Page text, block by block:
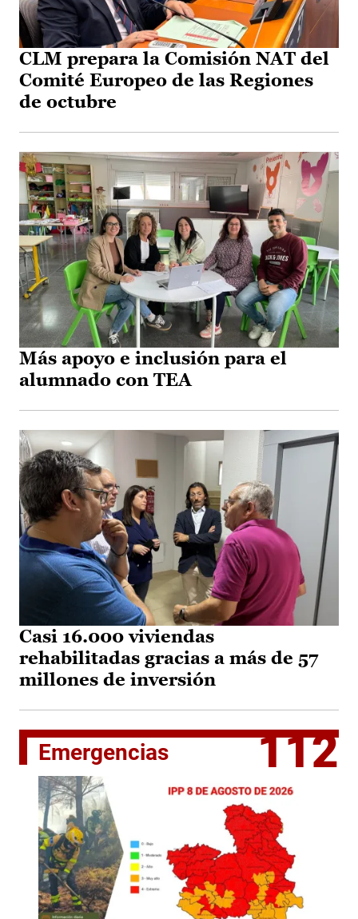
CLM prepara la Comisión NAT del
Comité Europeo de las Regiones
de octubre
Más apoyo e inclusión para el
alumnado con TEA
Casi 16.000 viviendas
rehabilitadas gracias a más de 57
millones de inversión
Emergencias 112